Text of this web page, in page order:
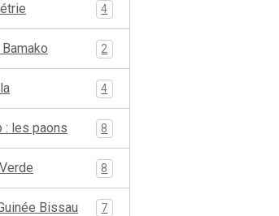
4
2
4
: les paons 8
8
Bissau 7